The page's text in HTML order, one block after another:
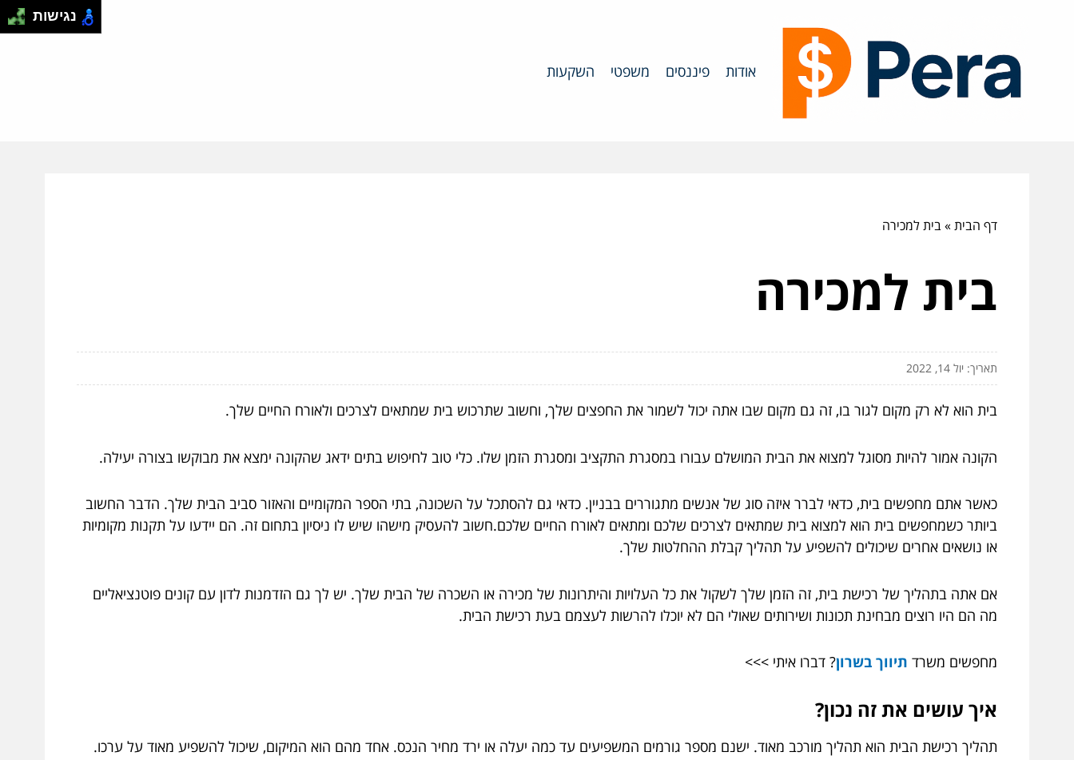
אודות פיננסים משפטי השקעות
דף הבית»בית למכירה
בית למכירה
תאריך: יול 14, 2022
בית הוא לא רק מקום לגור בו, זה גם מקום שבו אתה יכול לשמור את החפצים שלך, וחשוב שתרכוש בית שמתאים לצרכים ולאורח החיים שלך.
הקונה אמור להיות מסוגל למצוא את הבית המושלם עבורו במסגרת התקציב ומסגרת הזמן שלו. כלי טוב לחיפוש בתים ידאג שהקונה ימצא את מבוקשו בצורה יעילה.
כאשר אתם מחפשים בית, כדאי לברר איזה סוג של אנשים מתגוררים בבניין. כדאי גם להסתכל על השכונה, בתי הספר המקומיים והאזור סביב הבית שלך. הדבר החשוב
ביותר כשמחפשים בית הוא למצוא בית שמתאים לצרכים שלכם ומתאים לאורח החיים שלכם.חשוב להעסיק מישהו שיש לו ניסיון בתחום זה. הם יידעו על תקנות מקומיות
או נושאים אחרים שיכולים להשפיע על תהליך קבלת ההחלטות שלך.
אם אתה בתהליך של רכישת בית, זה הזמן שלך לשקול את כל העלויות והיתרונות של מכירה או השכרה של הבית שלך. יש לך גם הזדמנות לדון עם קונים פוטנציאליים
מה הם היו רוצים מבחינת תכונות ושירותים שאולי הם לא יוכלו להרשות לעצמם בעת רכישת הבית.
מחפשים משרד תיווך בשרון? דברו איתי >>>
איך עושים את זה נכון?
תהליך רכישת הבית הוא תהליך מורכב מאוד. ישנם מספר גורמים המשפיעים עד כמה יעלה או ירד מחיר הנכס. אחד מהם הוא המיקום, שיכול להשפיע מאוד על ערכו.
נגישות